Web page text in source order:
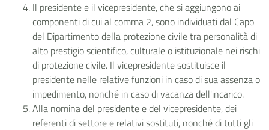
Il presidente e il vicepresidente, che si aggiungono ai
componenti di cui al comma 2, sono individuati dal Capo
del Dipartimento della protezione civile tra personalità di
alto prestigio scientifico, culturale o istituzionale nei rischi
di protezione civile. Il vicepresidente sostituisce il
presidente nelle relative funzioni in caso di sua assenza o
impedimento, nonché in caso di vacanza dell'incarico.
Alla nomina del presidente e del vicepresidente, dei
referenti di settore e relativi sostituti, nonché di tutti gli